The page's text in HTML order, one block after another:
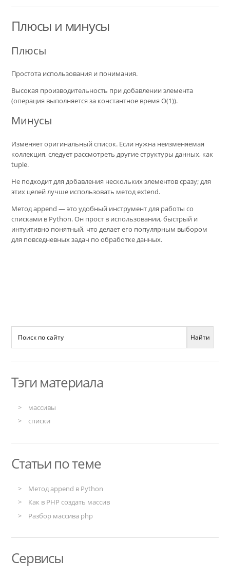
Плюсы и минусы
Плюсы
Простота использования и понимания.
Высокая производительность при добавлении элемента
(операция выполняется за константное время O(1)).
Минусы
Изменяет оригинальный список. Если нужна неизменяемая
коллекция, следует рассмотреть другие структуры данных, как
tuple.
Не подходит для добавления нескольких элементов сразу; для
этих целей лучше использовать метод extend.
Метод append — это удобный инструмент для работы со
списками в Python. Он прост в использовании, быстрый и
интуитивно понятный, что делает его популярным выбором
для повседневных задач по обработке данных.
Тэги материала
массивы
списки
Статьи по теме
Метод append в Python
Как в PHP создать массив
Разбор массива php
Сервисы